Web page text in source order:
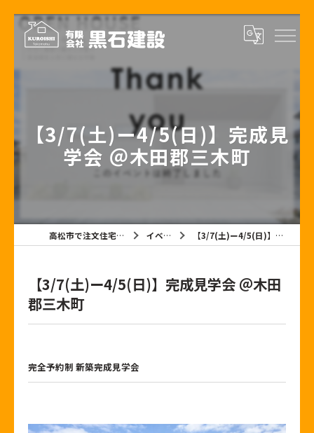
【3/7(土)ー4/5(日)】完成見
学会 ＠木田郡三木町
高松市で注文住宅なら有限会社黒石建設 イベント情報 【3/7(土)ー4/5(日)】完成見学会 ＠木田郡三木町
【3/7(土)ー4/5(日)】完成見学会 ＠木田
郡三木町
完全予約制 新築完成見学会